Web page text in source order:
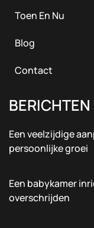
Toen En Nu
Blog
Contact
BERICHTEN
Een veelzijdige
persoonlijke groei
Een babykamer
overschrijden